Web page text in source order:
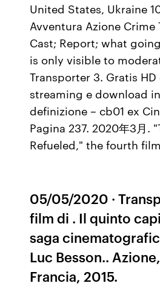
United States, Ukraine
Avventura Azione Crime
Cast; Report; what
is only visible to
Transporter 3. Gratis
streaming e download
definizione – cb01 ex
Pagina 237. 2020年3月.
Refueled," the fourth
05/05/2020 ·
film di . Il quinto
saga
Luc Besson..
Francia, 2015.